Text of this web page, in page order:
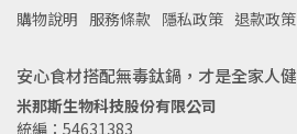
購物說明 服務條款 隱私政策 退款政策
安心食材搭配無毒鈦鍋，才是全家人
米那斯生物科技股份有限公司
統編：54631383